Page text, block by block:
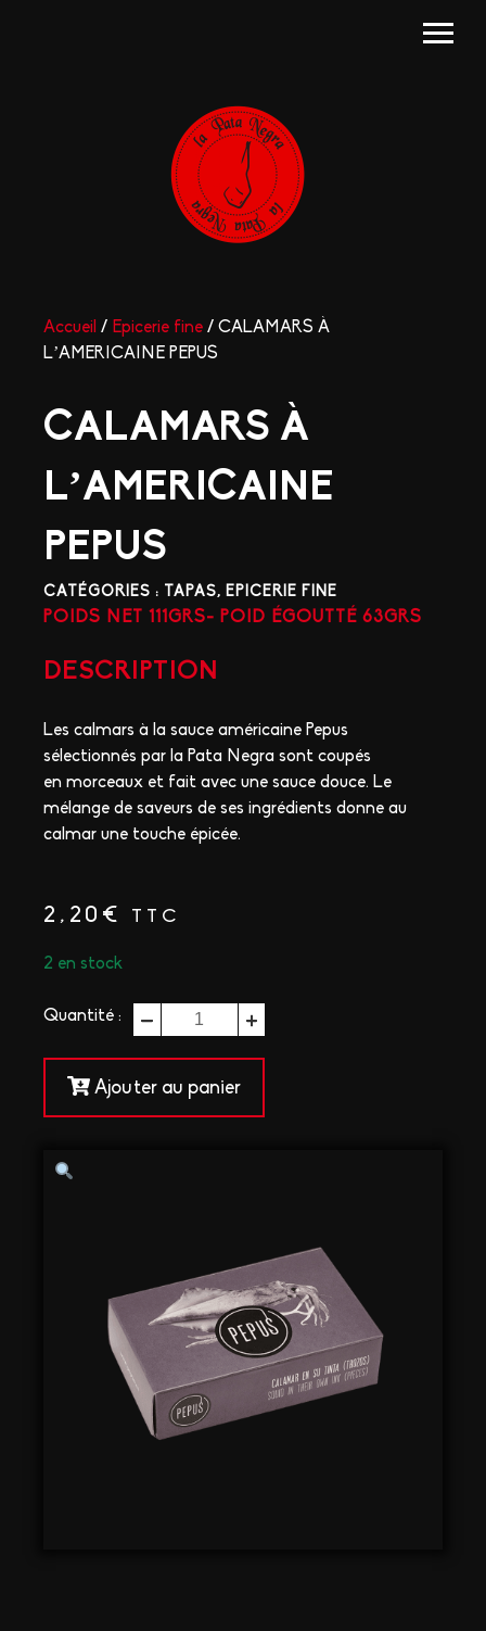
Accueil / Epicerie fine / CALAMARS À
L’AMERICAINE PEPUS
CALAMARS À
L’AMERICAINE
PEPUS
CATÉGORIES : TAPAS,EPICERIE FINE
POIDS NET 111GRS- POID ÉGOUTTÉ 63GRS
DESCRIPTION
Les calmars à la sauce américaine Pepus
sélectionnés par la Pata Negra sont coupés
en morceaux et fait avec une sauce douce. Le
mélange de saveurs de ses ingrédients donne au
calmar une touche épicée.
2,20 € TTC
2 en stock
Quantité :
quantité
de
À
L'AMERICAINE
Ajouter au panier